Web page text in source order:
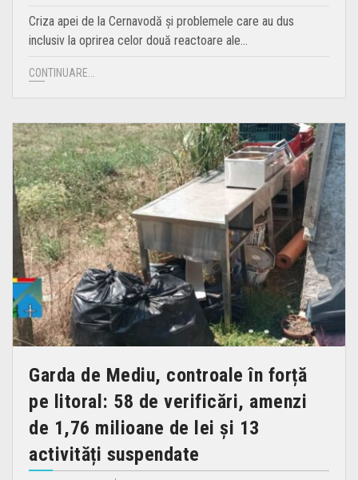
Criza apei de la Cernavodă și problemele care au dus
inclusiv la oprirea celor două reactoare ale…
CONTINUARE...
Garda de Mediu, controale în forță
pe litoral: 58 de verificări, amenzi
de 1,76 milioane de lei și 13
activități suspendate